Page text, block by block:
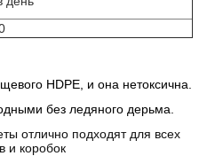
HDPE, и она нетоксична.
без ледяного дерьма.
отлично подходят для всех
и коробок